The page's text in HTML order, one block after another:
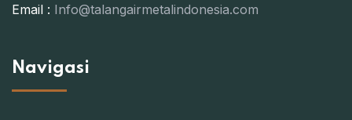
Email : Info@talangairmetalindonesia.com
Navigasi